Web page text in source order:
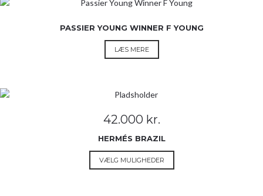
varianter.
kan
PASSIER YOUNG WINNER F YOUNG
LÆS MERE
42.000 kr.
HERMÉS BRAZIL
VÆLG MULIGHEDER
vare